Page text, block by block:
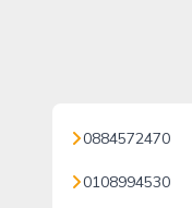
0884572470
0108994530